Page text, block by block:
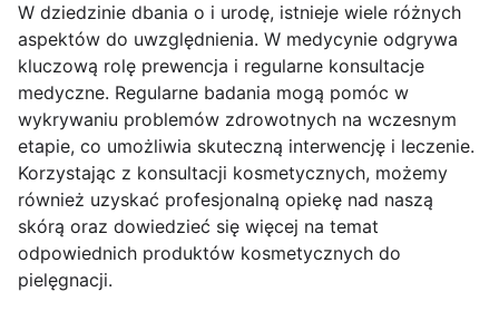
W dziedzinie dbania o i urodę, istnieje wiele różnych
aspektów do uwzględnienia. W medycynie odgrywa
kluczową rolę prewencja i regularne konsultacje
medyczne. Regularne badania mogą pomóc w
wykrywaniu problemów zdrowotnych na wczesnym
etapie, co umożliwia skuteczną interwencję i leczenie.
Korzystając z konsultacji kosmetycznych, możemy
również uzyskać profesjonalną opiekę nad naszą
skórą oraz dowiedzieć się więcej na temat
odpowiednich produktów kosmetycznych do
pielęgnacji.